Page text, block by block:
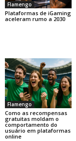
Flamengo
Plataformas de iGaming
aceleram rumo a 2030
Flamengo
Como as recompensas
gratuitas moldam o
comportamento do
usuário em plataformas
online